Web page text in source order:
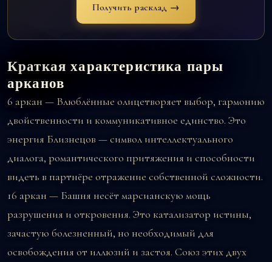
Получить расклад →
Краткая характеристика пары
арканов
6 аркан — Влюблённые олицетворяет выбор, гармонию
двойственности и коммуникативное единство. Это
энергия Близнецов — символ интеллектуального
диалога, романтического притяжения и способности
видеть в партнёре отражение собственной сложности.
16 аркан — Башня несёт марсианскую мощь
разрушения и откровения. Это катализатор истины,
зачастую болезненный, но необходимый для
освобождения от иллюзий и застоя. Союз этих двух